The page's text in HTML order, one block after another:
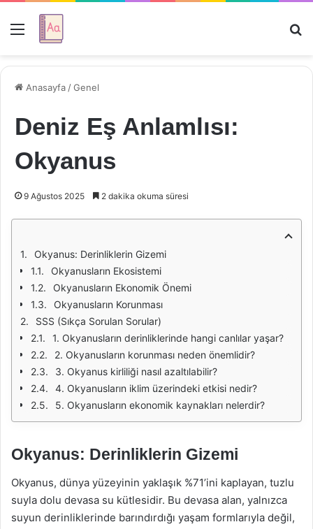
Menü
Anasayfa /Genel
Deniz Eş Anlamlısı:
Okyanus
9 Ağustos 2025 2 dakika okuma süresi
Okyanus: Derinliklerin Gizemi
Okyanusların Ekosistemi
Okyanusların Ekonomik Önemi
Okyanusların Korunması
SSS (Sıkça Sorulan Sorular)
1. Okyanusların derinliklerinde hangi canlılar yaşar?
2. Okyanusların korunması neden önemlidir?
3. Okyanus kirliliği nasıl azaltılabilir?
4. Okyanusların iklim üzerindeki etkisi nedir?
5. Okyanusların ekonomik kaynakları nelerdir?
Okyanus: Derinliklerin Gizemi
Okyanus, dünya yüzeyinin yaklaşık %71’ini kaplayan, tuzlu
suyla dolu devasa su kütlesidir. Bu devasa alan, yalnızca
suyun derinliklerinde barındırdığı yaşam formlarıyla değil,